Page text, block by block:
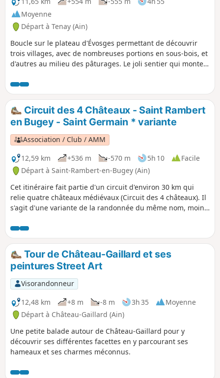
Moyenne
Départ à Tenay (Ain)
Boucle sur le plateau d'Évosges permettant de découvrir
trois villages, avec de nombreuses portions en sous-bois, et
d'autres au milieu des pâturages. Le joli sentier qui monte
Circuit des 4 Châteaux - Saint Rambert
en Bugey - Saint Germain * variante
Association / Club / AMM
12,59 km
+536 m -570 m 5h 10
Facile
Départ à Saint-Rambert-en-Bugey (Ain)
Cet itinéraire fait partie d'un circuit d'environ 30 km qui
relie quatre châteaux médiévaux (Circuit des 4 châteaux). Il
s'agit d'une variante de la randonnée du même nom, moins
Tour de Château-Gaillard et ses
peintures Street Art
Visorandonneur
12,48 km
+8 m -8 m 3h 35
Moyenne
Départ à Château-Gaillard (Ain)
Une petite balade autour de Château-Gaillard pour y
découvrir ses différentes facettes en y parcourant ses
hameaux et ses charmes méconnus.